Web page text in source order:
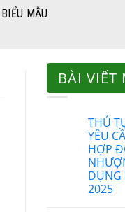
BIỂU MẪU
BÀI VIẾT
THỦ
YÊU
HỢP
DỤNG
2025